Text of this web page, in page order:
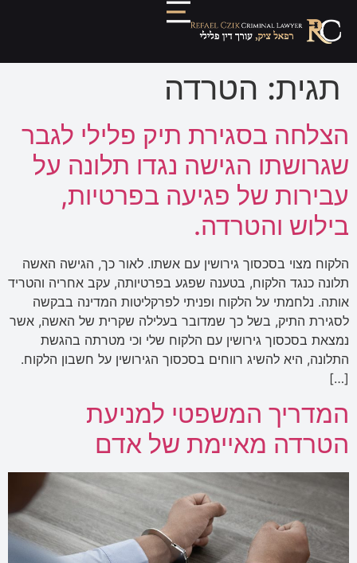
תגית: הטרדה
הצלחה בסגירת תיק פלילי לגבר
שגרושתו הגישה נגדו תלונה על
עבירות של פגיעה בפרטיות,
בילוש והטרדה.
הלקוח מצוי בסכסוך גירושין עם אשתו. לאור כך, הגישה האשה
תלונה כנגד הלקוח, בטענה שפגע בפרטיותה, עקב אחריה והטריד
אותה. נלחמתי על הלקוח ופניתי לפרקליטות המדינה בבקשה
לסגירת התיק, בשל כך שמדובר בעלילה שקרית של האשה, אשר
נמצאת בסכסוך גירושין עם הלקוח שלי וכי מטרתה בהגשת
התלונה, היא להשיג רווחים בסכסוך הגירושין על חשבון הלקוח.
[…]
המדריך המשפטי למניעת
הטרדה מאיימת של אדם